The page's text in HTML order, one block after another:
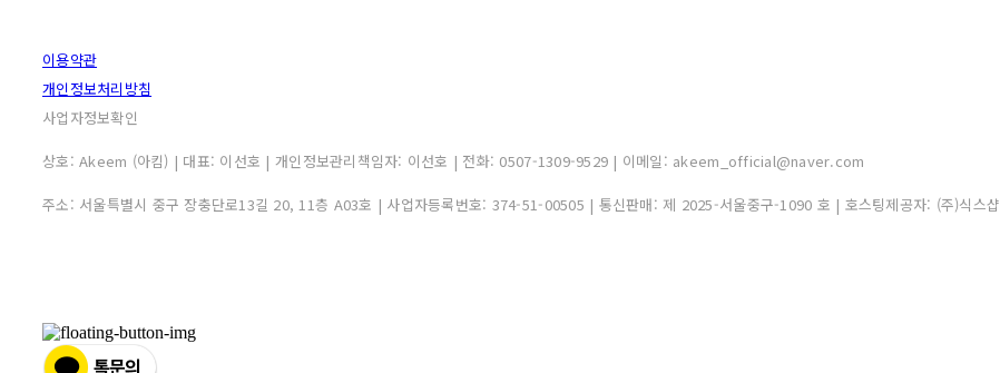
이용약관
개인정보처리방침
사업자정보확인
상호: Akeem (아킴) | 대표: 이선호 | 개인정보관리책임자: 이선호 | 전화: 0507-1309-9529 | 이메일: akeem_official@naver.com
주소: 서울특별시 중구 장충단로13길 20, 11층 A03호 | 사업자등록번호: 374-51-00505 | 통신판매: 제 2025-서울중구-1090 호 | 호스팅제공자: (주)식스샵